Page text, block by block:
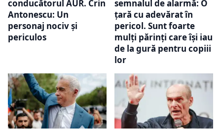
conducătorul AUR. Crin
Antonescu: Un
personaj nociv şi
periculos
semnalul de alarmă: O
țară cu adevărat în
pericol. Sunt foarte
mulți părinți care își iau
de la gură pentru copiii
lor